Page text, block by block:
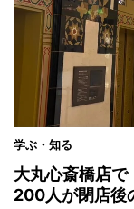
学ぶ・知る
大丸心斎橋店
200人が閉店後